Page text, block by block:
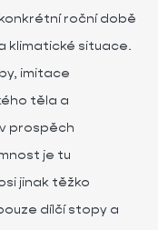
roční době
klimatické situace.
imitace
těla a
prospěch
je tu
jinak těžko
dílčí stopy a